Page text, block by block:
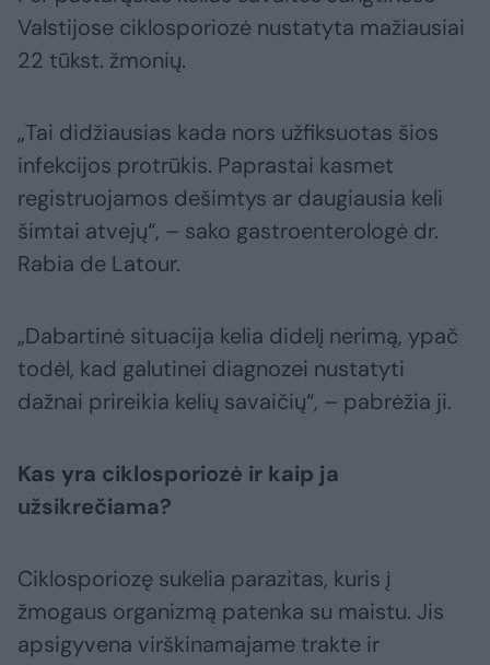
Valstijose ciklosporiozė nustatyta mažiausiai
22 tūkst. žmonių.
„Tai didžiausias kada nors užfiksuotas šios
infekcijos protrūkis. Paprastai kasmet
registruojamos dešimtys ar daugiausia keli
šimtai atvejų“, – sako gastroenterologė dr.
Rabia de Latour.
„Dabartinė situacija kelia didelį nerimą, ypač
todėl, kad galutinei diagnozei nustatyti
dažnai prireikia kelių savaičių“, – pabrėžia ji.
Kas yra ciklosporiozė ir kaip ja
užsikrečiama?
Ciklosporiozę sukelia parazitas, kuris į
žmogaus organizmą patenka su maistu. Jis
apsigyvena virškinamajame trakte ir